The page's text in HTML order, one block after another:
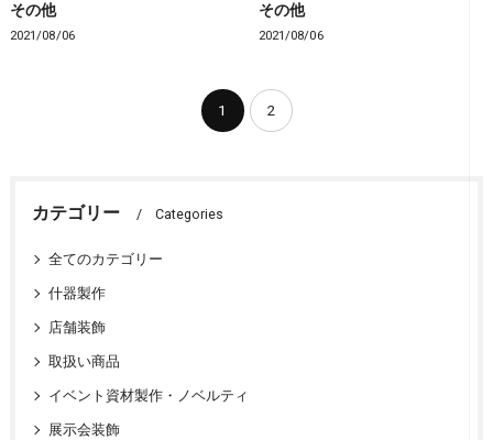
その他
2021/08/06
その他
2021/08/06
1 2
カテゴリー Categories
全てのカテゴリー
什器製作
店舗装飾
取扱い商品
イベント資材製作・ノベルティ
展示会装飾